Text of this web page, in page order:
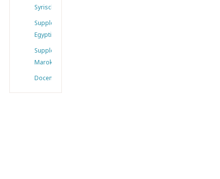
Syrisch
Supplement
Egyptisch
Supplement
Marokkaans
Docenten